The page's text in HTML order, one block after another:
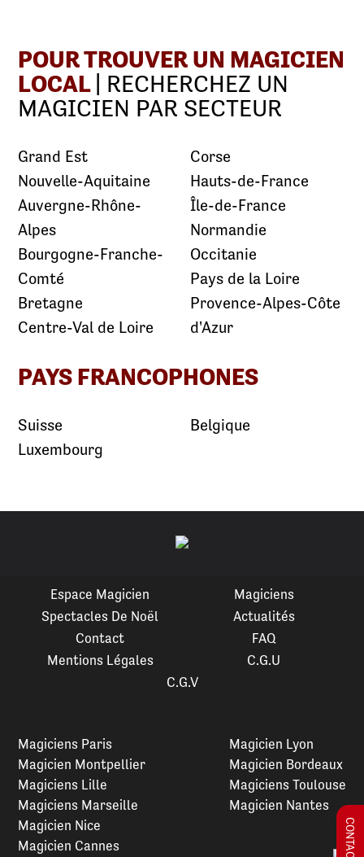
POUR TROUVER UN MAGICIEN
LOCAL | RECHERCHEZ UN
MAGICIEN PAR SECTEUR
Grand Est
Nouvelle-Aquitaine
Auvergne-Rhône-
Alpes
Bourgogne-Franche-
Comté
Bretagne
Centre-Val de Loire
Corse
Hauts-de-France
Île-de-France
Normandie
Occitanie
Pays de la Loire
Provence-Alpes-Côte
d'Azur
PAYS FRANCOPHONES
Suisse
Luxembourg
Belgique
Espace Magicien
Magiciens
Spectacles De Noël
Actualités
Contact
FAQ
Mentions Légales
C.G.U
C.G.V
Magiciens Paris
Magicien Montpellier
Magiciens Lille
Magiciens Marseille
Magicien Lyon
Magicien Bordeaux
Magiciens Toulouse
Magicien Nantes
Magicien Nice
Magicien Cannes